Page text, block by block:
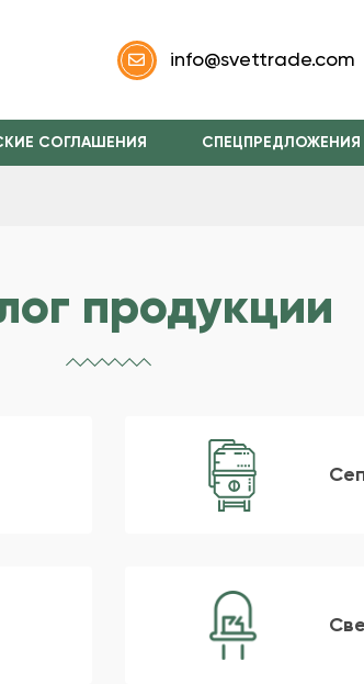
info@svettrade.com
СОГЛАШЕНИЯ СПЕЦПРЕДЛОЖЕНИЯ
продукции